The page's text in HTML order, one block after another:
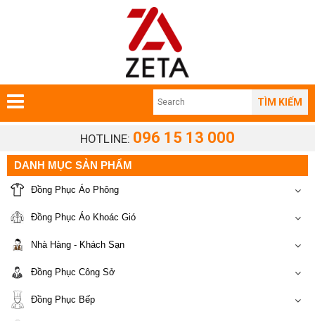
TÌM KIẾM
HOTLINE: 096 15 13 000
DANH MỤC SẢN PHẨM
Đồng Phục Áo Phông
Đồng Phục Áo Khoác Gió
Nhà Hàng - Khách Sạn
Đồng Phục Công Sở
Đồng Phục Bếp